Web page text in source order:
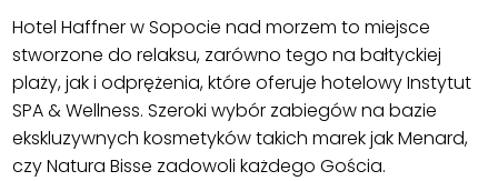
Hotel Haffner w Sopocie nad morzem to miejsce
stworzone do relaksu, zarówno tego na bałtyckiej
plaży, jak i odprężenia, które oferuje hotelowy Instytut
SPA & Wellness. Szeroki wybór zabiegów na bazie
ekskluzywnych kosmetyków takich marek jak Menard,
czy Natura Bisse zadowoli każdego Gościa.